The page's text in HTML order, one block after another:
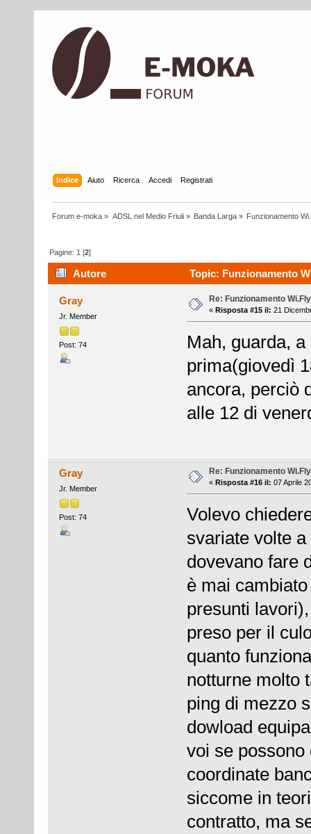
Indice Aiuto Ricerca Accedi Registrati
Forum e-moka » ADSL nel Medio Friuli» Banda Larga» Funzionamento
Pagine: 1 [2]
Autore Topic: Funzionamento
Gray
Jr. Member
Post: 74
Re: Funzionamento Wi.Fly
« Risposta #15 il: 21
Mah, guarda,
prima(giovedì
ancora, perciò
alle 12 di
Gray
Jr. Member
Post: 74
Re: Funzionamento Wi.Fly
« Risposta #16 il: 07 Aprile
Volevo
svariate volte
dovevano fare
è mai
presunti
preso per il
quanto
notturne molto
ping di mezzo
dowload
voi se
coordinate
siccome in
contratto, ma